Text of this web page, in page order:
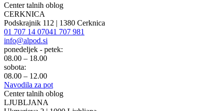
Center talnih oblog
CERKNICA
Podskrajnik 112 | 1380 Cerknica
01 707 14 07041 707 981
info@alpod.si
ponedeljek - petek:
08.00 – 18.00
sobota:
08.00 – 12.00
Navodila za pot
Center talnih oblog
LJUBLJANA